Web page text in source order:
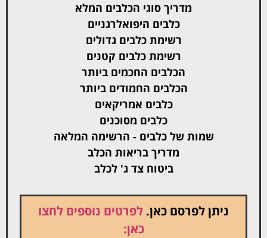
מדריך סוגי הכלבים המלא
כלבים היפואלרגניים
רשימת כלבים גדולים
רשימת כלבים קטנים
הכלבים החכמים ביותר
הכלבים החמודים ביותר
כלבים אמריקאים
כלבים מסוכנים
שמות של כלבים - הרשימה המלאה
מדריך בריאות הכלב
ביטוח צד ג' לכלב
ניתן לפרסם כאן. לפרטים נוספים לחצו
כאן: